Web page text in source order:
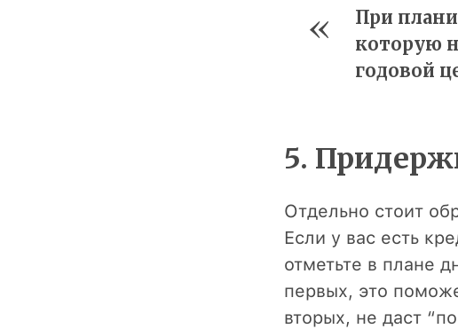
При
которую
годовой
5.
Отдельно стоит
Если у вас есть
отметьте в плане
первых, это
вторых, не даст